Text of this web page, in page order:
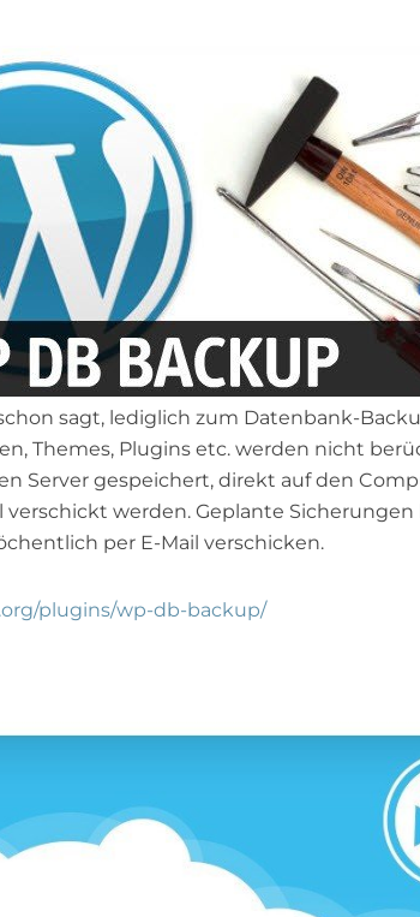
sagt, lediglich zum Datenbank-
Themes, Plugins etc. werden nicht
Server gespeichert, direkt auf den
werden. Geplante Sicherungen
per E-Mail verschicken.
plugins/wp-db-backup/